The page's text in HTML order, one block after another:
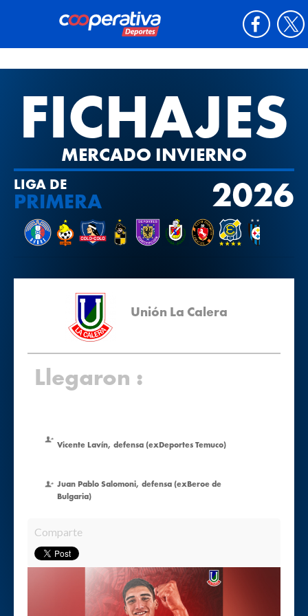
FICHAJES
MERCADO INVIERNO
LIGA DE
PRIMERA 2026
Unión La Calera
Llegaron :
Vicente Lavín, defensa (exDeportes Temuco)
Juan Pablo Salomoni, defensa (exBeroe de
Bulgaria)
Comparte